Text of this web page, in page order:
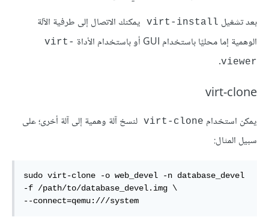
بعد تشغيل virt-install
يمكنك الاتصال إلى طرفية الآلة
الوهمية إما محليًا باستخدام GUI أو باستخدام الأداة
virt-
viewer
.
virt-clone
يمكن استخدام virt-clone لنسخ آلة وهمية إلى آلة أخرى؛ على
سبيل المثال:
sudo virt-clone -o web_devel -n database_devel
-f /path/to/database_devel.img \
--connect=qemu:///system